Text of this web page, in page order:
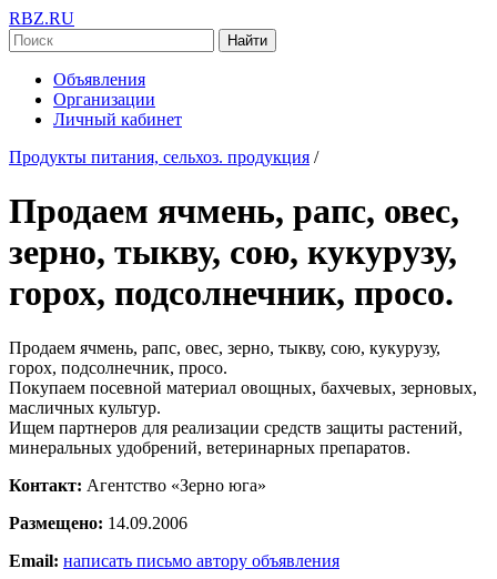
RBZ.RU
Найти
Объявления
Организации
Личный кабинет
Продукты питания, сельхоз. продукция /
Продаем ячмень, рапс, овес,
зерно, тыкву, сою, кукурузу,
горох, подсолнечник, просо.
Продаем ячмень, рапс, овес, зерно, тыкву, сою, кукурузу,
горох, подсолнечник, просо.
Покупаем посевной материал овощных, бахчевых, зерновых,
масличных культур.
Ищем партнеров для реализации средств защиты растений,
минеральных удобрений, ветеринарных препаратов.
Контакт: Агентство «Зерно юга»
Размещено: 14.09.2006
Email: написать письмо автору объявления